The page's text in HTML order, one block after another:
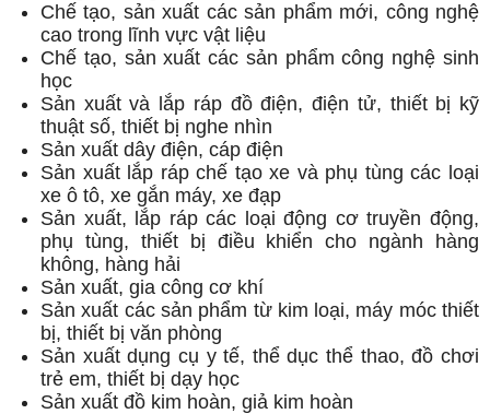
Chế tạo, sản xuất các sản phẩm mới, công nghệ
cao trong lĩnh vực vật liệu
Chế tạo, sản xuất các sản phẩm công nghệ sinh
học
Sản xuất và lắp ráp đồ điện, điện tử, thiết bị kỹ
thuật số, thiết bị nghe nhìn
Sản xuất dây điện, cáp điện
Sản xuất lắp ráp chế tạo xe và phụ tùng các loại
xe ô tô, xe gắn máy, xe đạp
Sản xuất, lắp ráp các loại động cơ truyền động,
phụ tùng, thiết bị điều khiển cho ngành hàng
không, hàng hải
Sản xuất, gia công cơ khí
Sản xuất các sản phẩm từ kim loại, máy móc thiết
bị, thiết bị văn phòng
Sản xuất dụng cụ y tế, thể dục thể thao, đồ chơi
trẻ em, thiết bị dạy học
Sản xuất đồ kim hoàn, giả kim hoàn